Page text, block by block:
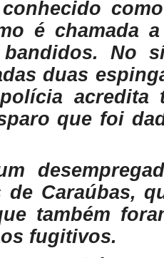
é chamada
No
duas
acredita
que foi
de Caraúbas,
também
fugitivos.